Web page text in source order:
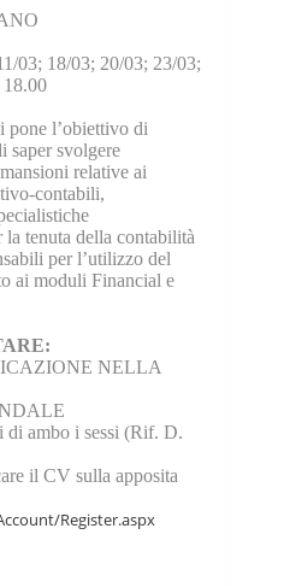
03; 18/03; 20/03; 23/03;
pone l’obiettivo di
saper svolgere
relative ai
contabili,
la tenuta della contabilità
per l’utilizzo del
ai moduli Financial e
NELLA
di ambo i sessi (Rif. D.
il CV sulla apposita
Register.aspx